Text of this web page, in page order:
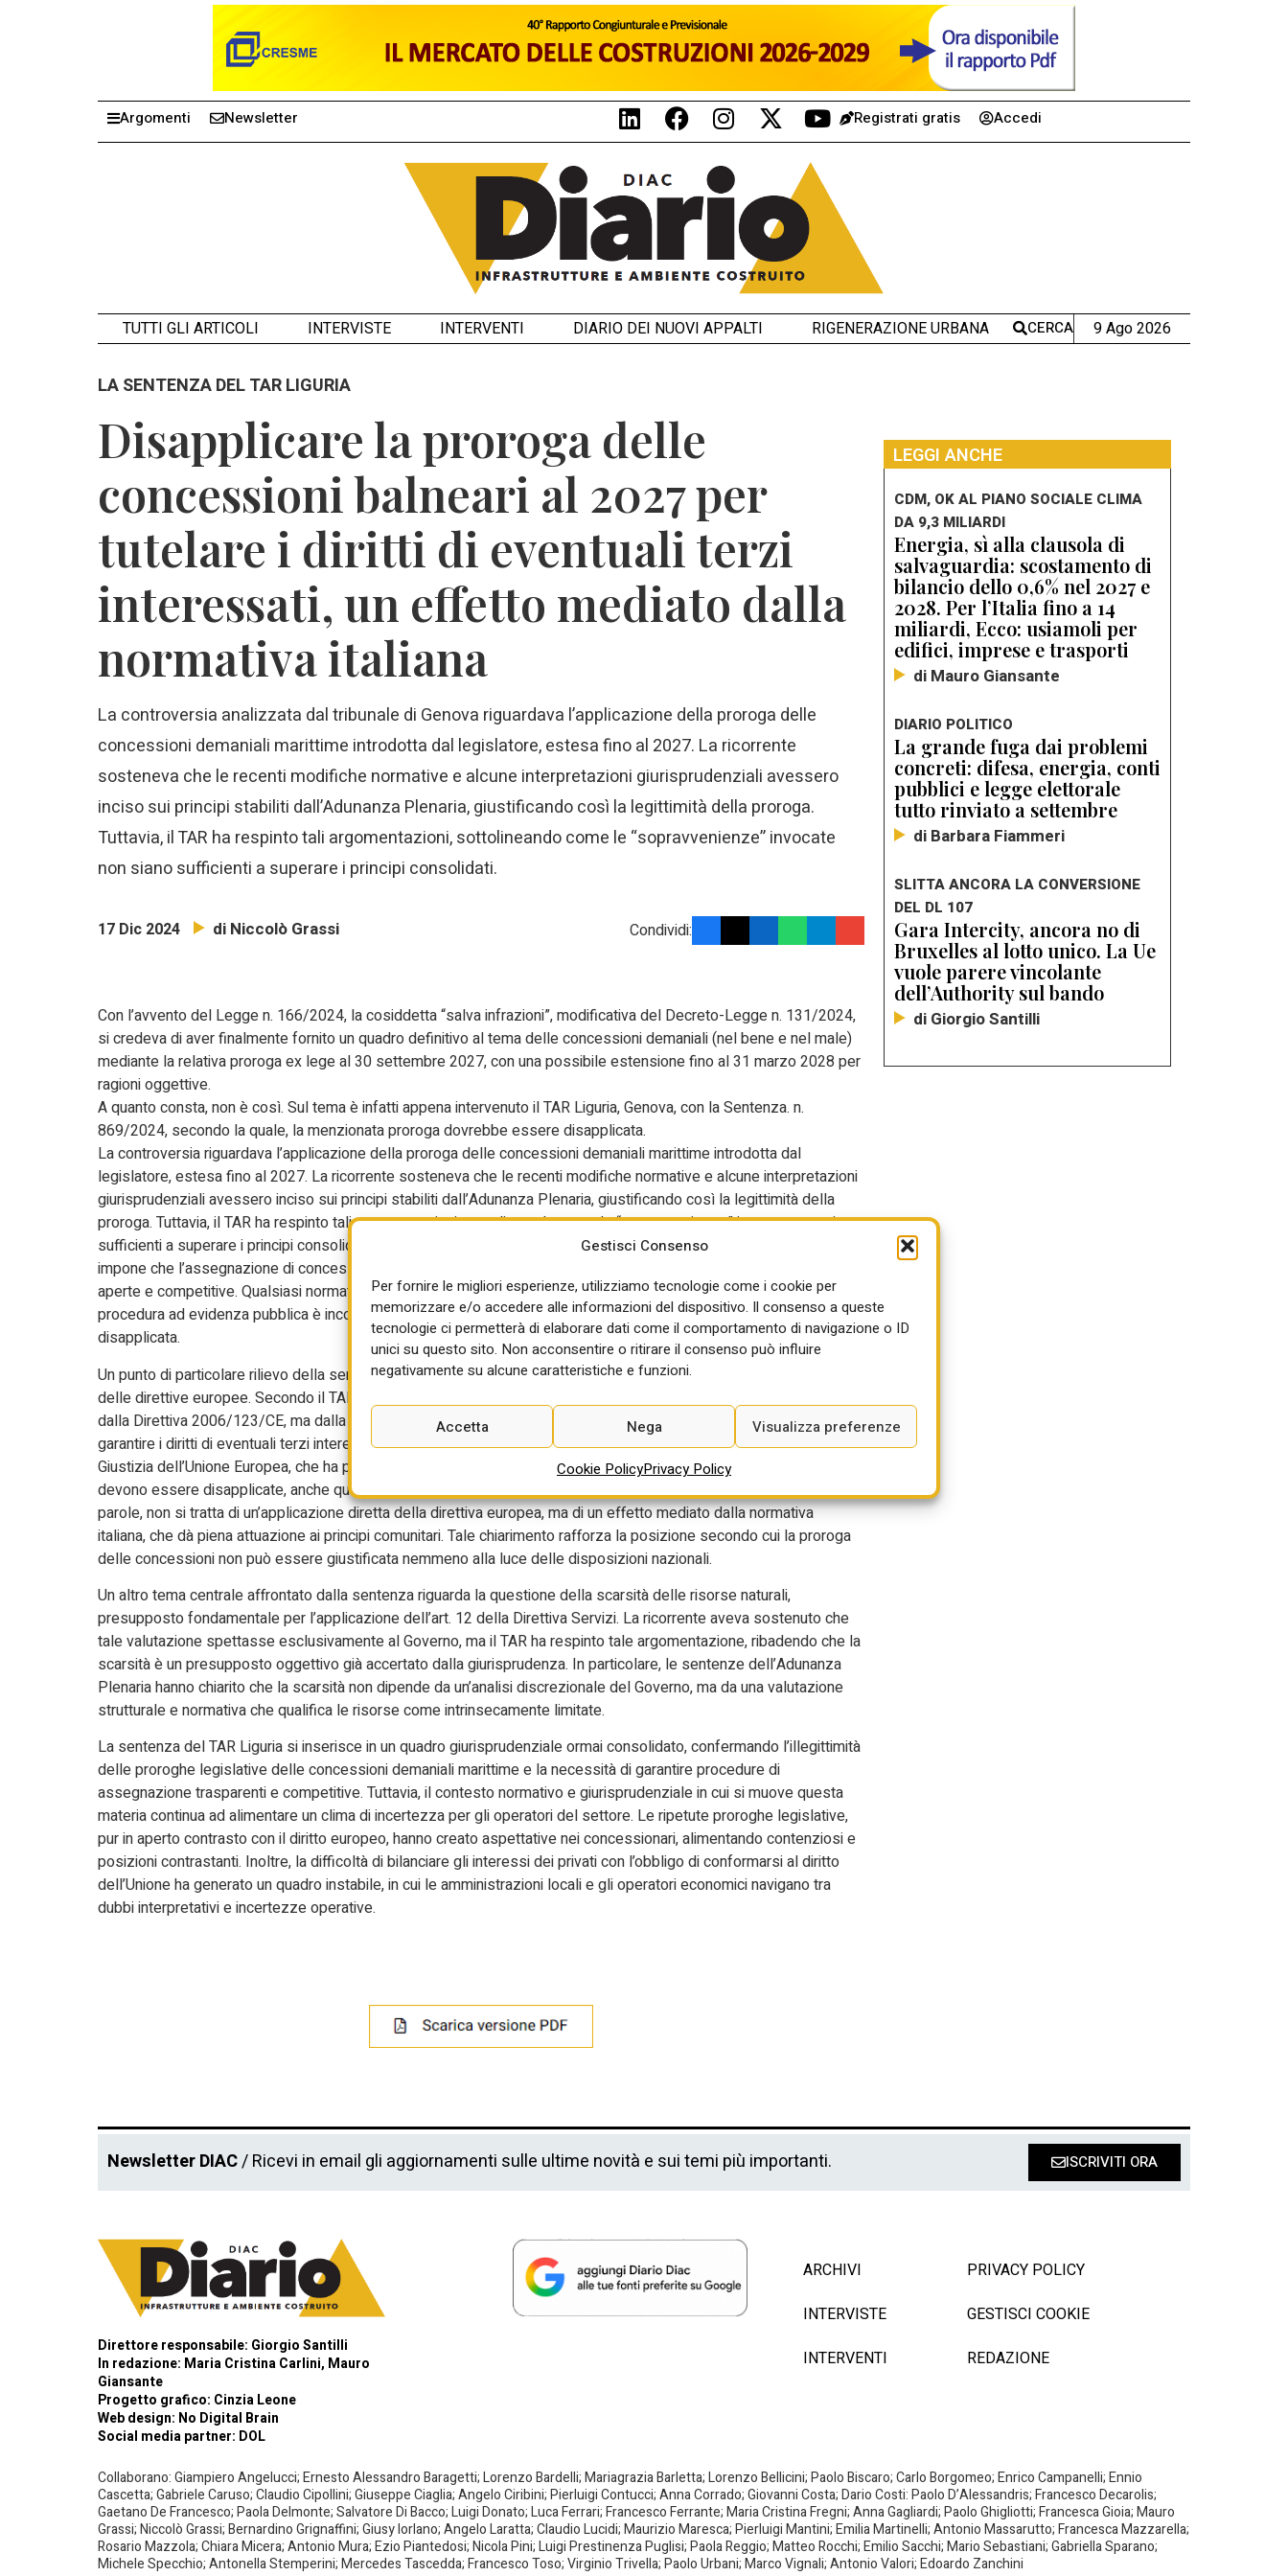
Gestisci Consenso
Per fornire le migliori esperienze, utilizziamo tecnologie come i cookie per
memorizzare e/o accedere alle informazioni del dispositivo. Il consenso a queste
tecnologie ci permetterà di elaborare dati come il comportamento di navigazione o ID
unici su questo sito. Non acconsentire o ritirare il consenso può influire
negativamente su alcune caratteristiche e funzioni.
Accetta Nega Visualizza preferenze
Cookie PolicyPrivacy Policy
Argomenti Newsletter Registrati gratis Accedi
TUTTI GLI ARTICOLI INTERVISTE INTERVENTI DIARIO DEI NUOVI APPALTI RIGENERAZIONE URBANA CERCA 9 Ago 2026
LA SENTENZA DEL TAR LIGURIA
Disapplicare la proroga delle
concessioni balneari al 2027 per
tutelare i diritti di eventuali terzi
interessati, un effetto mediato dalla
normativa italiana
La controversia analizzata dal tribunale di Genova riguardava l’applicazione della proroga delle
concessioni demaniali marittime introdotta dal legislatore, estesa fino al 2027. La ricorrente
sosteneva che le recenti modifiche normative e alcune interpretazioni giurisprudenziali avessero
inciso sui principi stabiliti dall’Adunanza Plenaria, giustificando così la legittimità della proroga.
Tuttavia, il TAR ha respinto tali argomentazioni, sottolineando come le “sopravvenienze” invocate
non siano sufficienti a superare i principi consolidati.
17 Dic 2024 di Niccolò Grassi Condividi:
Con l’avvento del Legge n. 166/2024, la cosiddetta “salva infrazioni”, modificativa del Decreto-Legge n. 131/2024,
si credeva di aver finalmente fornito un quadro definitivo al tema delle concessioni demaniali (nel bene e nel male)
mediante la relativa proroga ex lege al 30 settembre 2027, con una possibile estensione fino al 31 marzo 2028 per
ragioni oggettive.
A quanto consta, non è così. Sul tema è infatti appena intervenuto il TAR Liguria, Genova, con la Sentenza. n.
869/2024, secondo la quale, la menzionata proroga dovrebbe essere disapplicata.
La controversia riguardava l’applicazione della proroga delle concessioni demaniali marittime introdotta dal
legislatore, estesa fino al 2027. La ricorrente sosteneva che le recenti modifiche normative e alcune interpretazioni
giurisprudenziali avessero inciso sui principi stabiliti dall’Adunanza Plenaria, giustificando così la legittimità della
proroga. Tuttavia, il TAR ha respinto tali argomentazioni, sottolineando come le “sopravvenienze” invocate non siano
sufficienti a superare i principi consolidati. Il Collegio ha infatti richiamato l’art. 12 della Direttiva 2006/123/CE, che
impone che l’assegnazione di concessioni relative a risorse scarse avvenga attraverso procedure trasparenti,
aperte e competitive. Qualsiasi normativa nazionale che preveda il rinnovo automatico delle concessioni senza una
procedura ad evidenza pubblica è incompatibile con il diritto dell’Unione Europea e, pertanto, deve essere
disapplicata.
Un punto di particolare rilievo della sentenza riguarda l’interpretazione del principio degli “effetti verticali invertiti”
delle direttive europee. Secondo il TAR Liguria, la disapplicazione della normativa nazionale non deriva direttamente
dalla Direttiva 2006/123/CE, ma dalla sua attuazione nel diritto interno italiano, il quale vincola l’amministrazione a
garantire i diritti di eventuali terzi interessati. Questo approccio è conforme alla giurisprudenza della Corte di
Giustizia dell’Unione Europea, che ha più volte ribadito che le normative interne incompatibili con il diritto dell’Unione
devono essere disapplicate, anche quando ciò comporta effetti sfavorevoli per i titolari di concessioni. In altre
parole, non si tratta di un’applicazione diretta della direttiva europea, ma di un effetto mediato dalla normativa
italiana, che dà piena attuazione ai principi comunitari. Tale chiarimento rafforza la posizione secondo cui la proroga
delle concessioni non può essere giustificata nemmeno alla luce delle disposizioni nazionali.
Un altro tema centrale affrontato dalla sentenza riguarda la questione della scarsità delle risorse naturali,
presupposto fondamentale per l’applicazione dell’art. 12 della Direttiva Servizi. La ricorrente aveva sostenuto che
tale valutazione spettasse esclusivamente al Governo, ma il TAR ha respinto tale argomentazione, ribadendo che la
scarsità è un presupposto oggettivo già accertato dalla giurisprudenza. In particolare, le sentenze dell’Adunanza
Plenaria hanno chiarito che la scarsità non dipende da un’analisi discrezionale del Governo, ma da una valutazione
strutturale e normativa che qualifica le risorse come intrinsecamente limitate.
La sentenza del TAR Liguria si inserisce in un quadro giurisprudenziale ormai consolidato, confermando l’illegittimità
delle proroghe legislative delle concessioni demaniali marittime e la necessità di garantire procedure di
assegnazione trasparenti e competitive. Tuttavia, il contesto normativo e giurisprudenziale in cui si muove questa
materia continua ad alimentare un clima di incertezza per gli operatori del settore. Le ripetute proroghe legislative,
pur in aperto contrasto con il diritto europeo, hanno creato aspettative nei concessionari, alimentando contenziosi e
posizioni contrastanti. Inoltre, la difficoltà di bilanciare gli interessi dei privati con l’obbligo di conformarsi al diritto
dell’Unione ha generato un quadro instabile, in cui le amministrazioni locali e gli operatori economici navigano tra
dubbi interpretativi e incertezze operative.
LEGGI ANCHE
CDM, OK AL PIANO SOCIALE CLIMA
DA 9,3 MILIARDI
Energia, sì alla clausola di
salvaguardia: scostamento di
bilancio dello 0,6% nel 2027 e
2028. Per l’Italia fino a 14
miliardi, Ecco: usiamoli per
edifici, imprese e trasporti
di Mauro Giansante
DIARIO POLITICO
La grande fuga dai problemi
concreti: difesa, energia, conti
pubblici e legge elettorale
tutto rinviato a settembre
di Barbara Fiammeri
SLITTA ANCORA LA CONVERSIONE
DEL DL 107
Gara Intercity, ancora no di
Bruxelles al lotto unico. La Ue
vuole parere vincolante
dell’Authority sul bando
di Giorgio Santilli
Newsletter DIAC/ Ricevi in email gli aggiornamenti sulle ultime novità e sui temi più importanti. ISCRIVITI ORA
Direttore responsabile: Giorgio Santilli
In redazione: Maria Cristina Carlini, Mauro
Giansante
Progetto grafico: Cinzia Leone
Web design: No Digital Brain
Social media partner: DOL
ARCHIVI
INTERVISTE
INTERVENTI
PRIVACY POLICY
GESTISCI COOKIE
REDAZIONE
Collaborano: Giampiero Angelucci; Ernesto Alessandro Baragetti; Lorenzo Bardelli; Mariagrazia Barletta; Lorenzo Bellicini; Paolo Biscaro; Carlo Borgomeo; Enrico Campanelli; Ennio
Cascetta; Gabriele Caruso; Claudio Cipollini; Giuseppe Ciaglia; Angelo Ciribini; Pierluigi Contucci; Anna Corrado; Giovanni Costa; Dario Costi: Paolo D’Alessandris; Francesco Decarolis;
Gaetano De Francesco; Paola Delmonte; Salvatore Di Bacco; Luigi Donato; Luca Ferrari; Francesco Ferrante; Maria Cristina Fregni; Anna Gagliardi; Paolo Ghigliotti; Francesca Gioia; Mauro
Grassi; Niccolò Grassi; Bernardino Grignaffini; Giusy Iorlano; Angelo Laratta; Claudio Lucidi; Maurizio Maresca; Pierluigi Mantini; Emilia Martinelli; Antonio Massarutto; Francesca Mazzarella;
Rosario Mazzola; Chiara Micera; Antonio Mura; Ezio Piantedosi; Nicola Pini; Luigi Prestinenza Puglisi; Paola Reggio; Matteo Rocchi; Emilio Sacchi; Mario Sebastiani; Gabriella Sparano;
Michele Specchio; Antonella Stemperini; Mercedes Tascedda; Francesco Toso; Virginio Trivella; Paolo Urbani; Marco Vignali; Antonio Valori; Edoardo Zanchini